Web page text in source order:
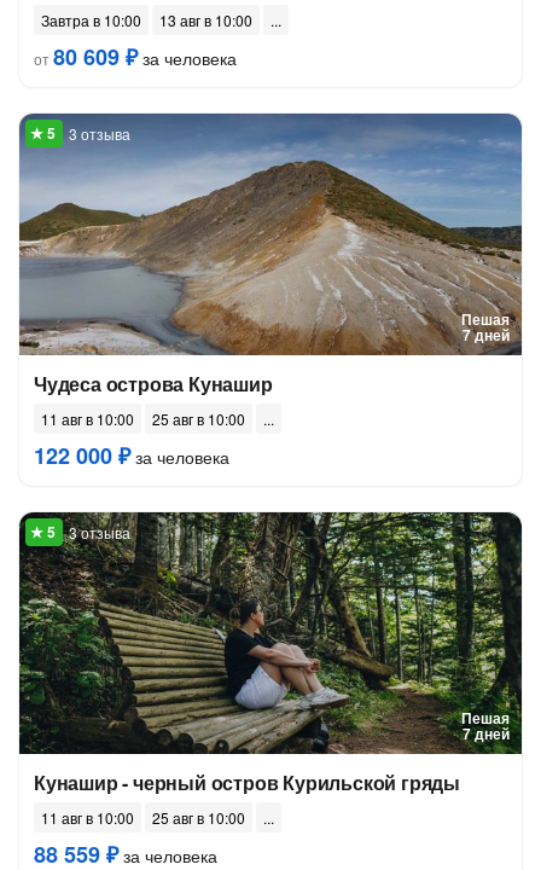
Завтра в 10:00
13 авг в 10:00
от80 609 ₽за человека
Пешая
7 дней
3 отзыва
Чудеса острова Кунашир
11 авг в 10:00 25 авг в 10:00
122 000 ₽за человека
Пешая
7 дней
3 отзыва
Кунашир - черный остров Курильской гряды
11 авг в 10:00 25 авг в 10:00
88 559 ₽за человека